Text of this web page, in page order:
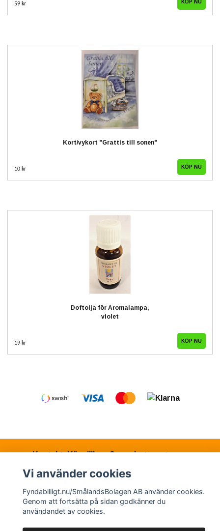
59 kr
Kort/vykort "Grattis till sonen"
10 kr
Doftolja för Aromalampa,
violet
19 kr
Kontakt Köpvillkor Samarbetspartners
© Copyright 2026 Fyndabilligt.nu/SmålandsBolagen
Vi använder cookies
Fyndabilligt.nu/SmålandsBolagen AB använder cookies.
Genom att fortsätta på sidan godkänner du
användandet av cookies.